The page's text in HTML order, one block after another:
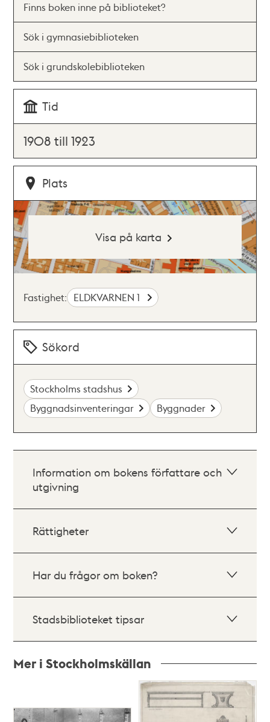
Finns boken inne på biblioteket?
Sök i gymnasiebiblioteken
Sök i grundskolebiblioteken
Tid
1908 till 1923
Plats
Visa på karta
Fastighet: ELDKVARNEN 1
Sökord
Stockholms stadshus
Byggnadsinventeringar
Byggnader
Information om bokens författare och
utgivning
Rättigheter
Har du frågor om boken?
Stadsbiblioteket tipsar
Mer i Stockholmskällan
och